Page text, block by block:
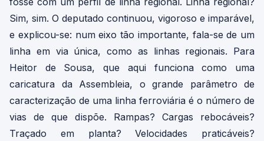
Sim, sim. O deputado continuou, vigoroso e imparável,
e explicou-se: num eixo tão importante, fala-se de um
linha em via única, como as linhas regionais. Para
Heitor de Sousa, que aqui funciona como uma
caricatura da Assembleia, o grande parâmetro de
caracterização de uma linha ferroviária é o número de
vias de que dispõe. Rampas? Cargas rebocáveis?
Traçado em planta? Velocidades praticáveis?